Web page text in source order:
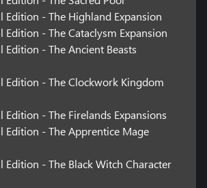
Edition - The Highland Expansion
Edition - The Cataclysm Expansion
Edition - The Ancient Beasts
Edition - The Clockwork Kingdom
Edition - The Firelands Expansions
Edition - The Apprentice Mage
Edition - The Black Witch Character